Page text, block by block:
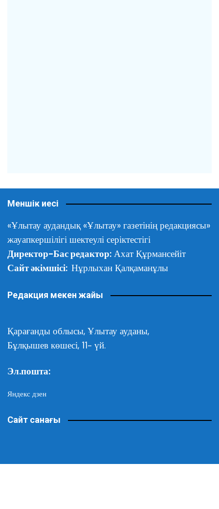
Меншік иесі
«Ұлытау аудандық «Ұлытау» газетінің редакциясы»
жауапкершілігі шектеулі серіктестігі
Директор-Бас редактор: Ахат Құрмансейіт
Сайт әкімшісі: Нұрлыхан Қалқаманұлы
Редакция мекен жайы
Қарағанды облысы, Ұлытау ауданы,
Бұлқышев көшесі, 11- үй.
Эл.пошта:
Яндекс дзен
Сайт санағы